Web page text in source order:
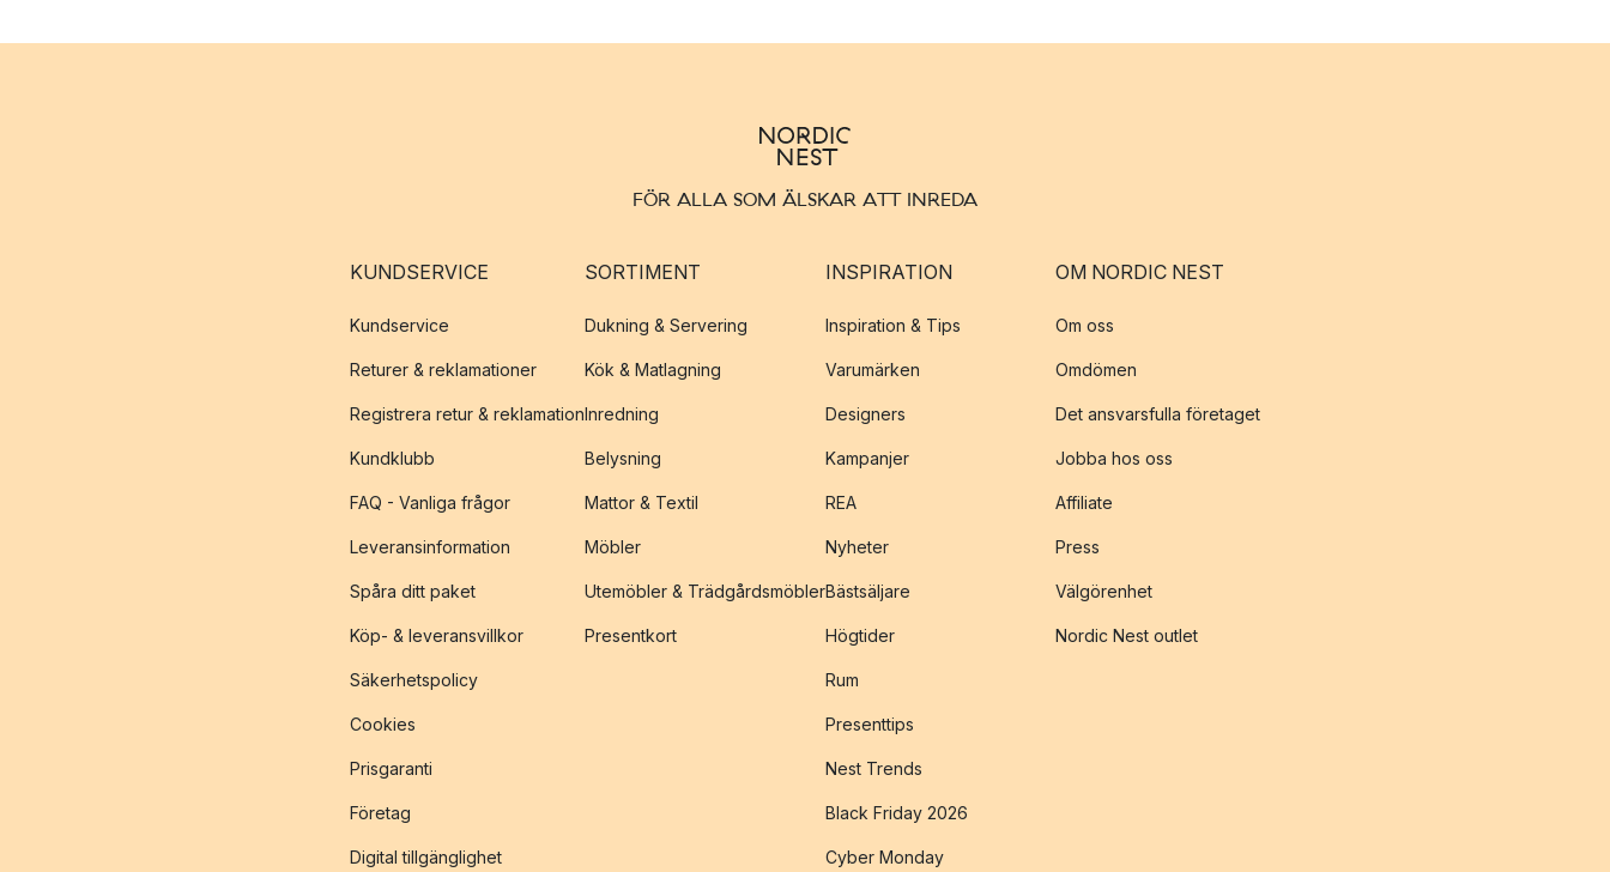
FÖR ALLA SOM ÄLSKAR ATT INREDA
KUNDSERVICE
Kundservice
Returer & reklamationer
Registrera retur & reklamation
Kundklubb
FAQ - Vanliga frågor
Leveransinformation
Spåra ditt paket
Köp- & leveransvillkor
Säkerhetspolicy
Cookies
Prisgaranti
Företag
Digital tillgänglighet
SORTIMENT
Dukning & Servering
Kök & Matlagning
Inredning
Belysning
Mattor & Textil
Möbler
Utemöbler & Trädgårdsmöbler
Presentkort
INSPIRATION
Inspiration & Tips
Varumärken
Designers
Kampanjer
REA
Nyheter
Bästsäljare
Högtider
Rum
Presenttips
Nest Trends
Black Friday 2026
Cyber Monday
OM NORDIC NEST
Om oss
Omdömen
Det ansvarsfulla företaget
Jobba hos oss
Affiliate
Press
Välgörenhet
Nordic Nest outlet